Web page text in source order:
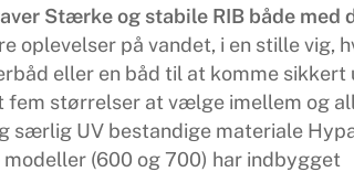
Stærke og stabile RIB både med
oplevelser på vandet, i en stille vig,
eller en båd til at komme sikkert
fem størrelser at vælge imellem og
særlig UV bestandige materiale
(600 og 700) har indbygget